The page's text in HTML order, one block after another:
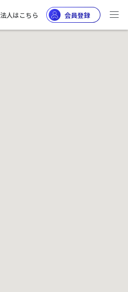
法人はこちら 会員登録